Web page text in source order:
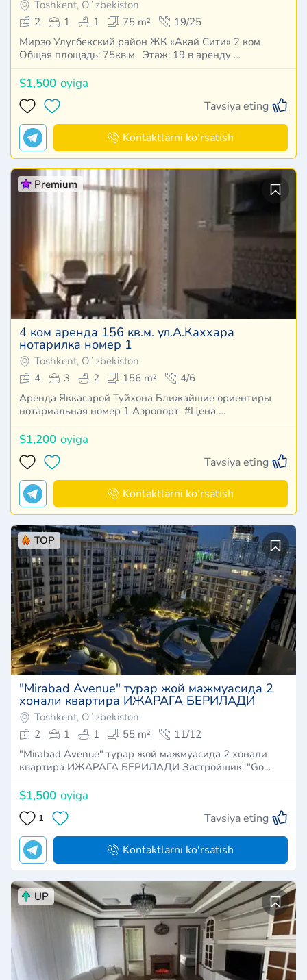
Toshkent, Oʻzbekiston
2
1 1 75 m²
19/25
Мирзо Улугбекский район ЖК «Акай Сити» 2 ком
Общая площадь: 75кв.м. Этаж: 19 в аренду …
$1,500 oyiga
Tavsiya eting
Kontaktlarni ko'rsatish
Premium
4 ком аренда 156 кв.м. ул.А.Каххара
нотарилка номер 1
Toshkent, Oʻzbekiston
4
3 2 156 m²
4/6
Аренда Яккасарой Туйхона Ближайшие ориентиры
нотариальная номер 1 Аэропорт #Цена …
$1,200 oyiga
Tavsiya eting
Kontaktlarni ko'rsatish
TOP
​"Mirabad Avenue" турар жой мажмуасида 2
хонали квартира ИЖАРАГА БЕРИЛАДИ
Toshkent, Oʻzbekiston
2
1 1 55 m²
11/12
​"Mirabad Avenue" турар жой мажмуасида 2 хонали
квартира ИЖАРАГА БЕРИЛАДИ Застройщик: "Go…
$1,500 oyiga
1 Tavsiya eting
Kontaktlarni ko'rsatish
UP